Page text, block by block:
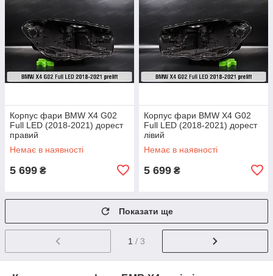
Корпус фари BMW X4 G02
Full LED (2018-2021) дорест
правий
Немає в наявності
5 699 ₴
Корпус фари BMW X4 G02
Full LED (2018-2021) дорест
лівий
Немає в наявності
5 699 ₴
Показати ще
1 / 3